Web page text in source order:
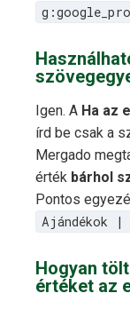
Igen. A Ha az
írd be csak a
Mergado
érték bárhol
Pontos
Ajándékok |
Hogyan
értéket az